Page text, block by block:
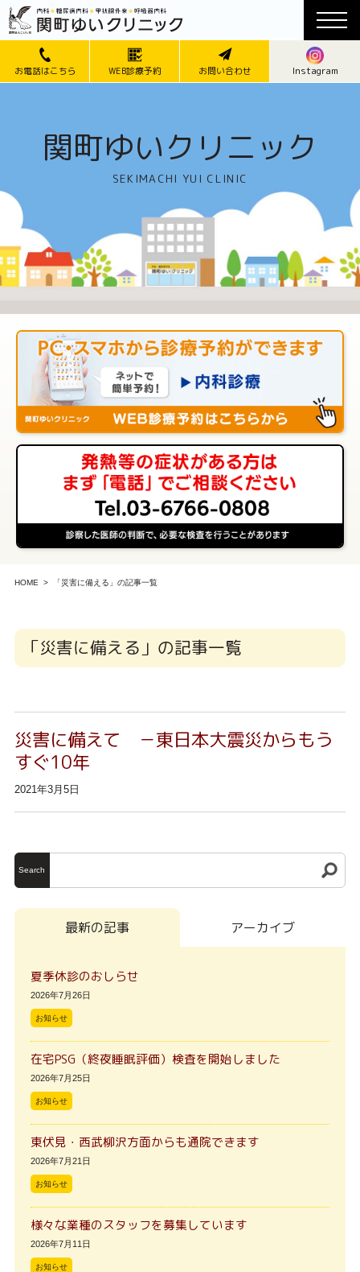
お電話はこちら WEB診療予約 お問い合わせ Instagram
関町ゆいクリニック
SEKIMACHI YUI CLINIC
HOME 「災害に備える」の記事一覧
「災害に備える」の記事一覧
災害に備えて －東日本大震災からもう
すぐ10年
2021年3月5日
Search
最新の記事 アーカイブ
夏季休診のおしらせ
2026年7月26日
お知らせ
在宅PSG（終夜睡眠評価）検査を開始しました
2026年7月25日
お知らせ
東伏見・西武柳沢方面からも通院できます
2026年7月21日
お知らせ
様々な業種のスタッフを募集しています
2026年7月11日
お知らせ